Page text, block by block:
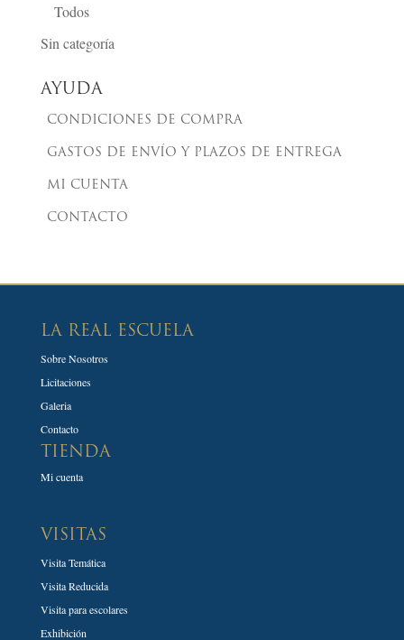
Todos
Sin categoría
AYUDA
CONDICIONES DE COMPRA
GASTOS DE ENVÍO Y PLAZOS DE ENTREGA
MI CUENTA
CONTACTO
LA REAL ESCUELA
Sobre Nosotros
Licitaciones
Galeria
Contacto
TIENDA
Mi cuenta
VISITAS
Visita Temática
Visita Reducida
Visita para escolares
Exhibición